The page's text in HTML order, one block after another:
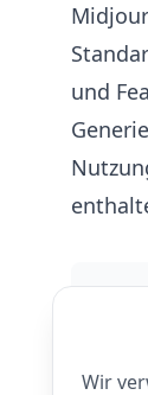
und
Wir